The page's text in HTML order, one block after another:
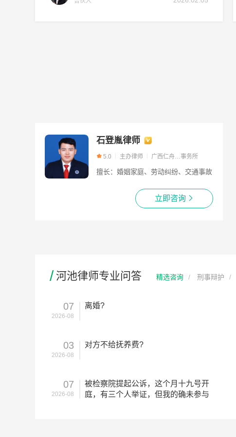
石登胤律师
5.0 主办律师 广西仁舟…事务所
擅长：婚姻家庭、劳动纠纷、交通事故
立即咨询
/ 河池律师专业问答 精选咨询 刑事辩护
07
2026-08
离婚?
03
2026-08
对方不给抚养费?
07
2026-08
被检察院提起公诉，这个月十九号开
庭，有三个人举证，但我的确未参与
2026-08-02